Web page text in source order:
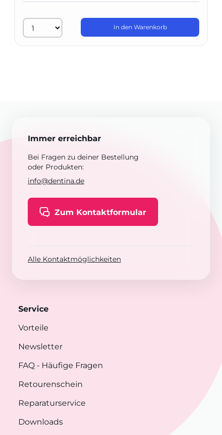
In den Warenkorb
Immer erreichbar
Bei Fragen zu deiner Bestellung
oder Produkten:
info@dentina.de
Zum Kontaktformular
Alle Kontaktmöglichkeiten
Service
Vorteile
Newsletter
FAQ - Häufige Fragen
Retourenschein
Reparaturservice
Downloads